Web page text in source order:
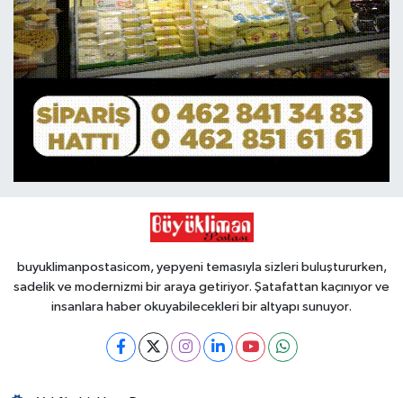
buyuklimanpostasicom, yepyeni temasıyla sizleri buluştururken,
sadelik ve modernizmi bir araya getiriyor. Şatafattan kaçınıyor ve
insanlara haber okuyabilecekleri bir altyapı sunuyor.